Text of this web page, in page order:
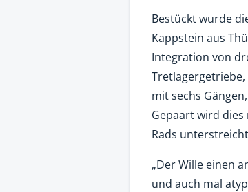
Bestückt wurde
Kappstein aus
Integration von
mit sechs
Gepaart wird dies
Rads
„Der Wille einen
und auch mal